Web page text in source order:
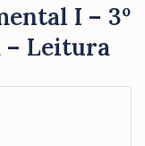
I – 3º
– Leitura